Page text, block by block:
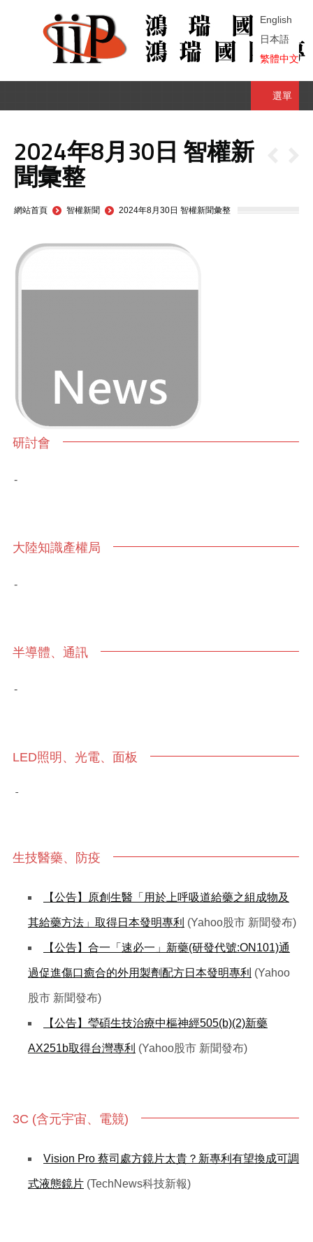
English
日本語
繁體中文
選單
2024年8月30日 智權新
聞彙整
You are here:
網站首頁 智權新聞 2024年8月30日 智權新聞彙整
研討會
-
大陸知識產權局
-
半導體、通訊
-
LED照明、光電、面板
-
生技醫藥、防疫
【公告】原創生醫「用於上呼吸道給藥之組成物及
其給藥方法」取得日本發明專利 (Yahoo股市 新聞發布)
【公告】合一「速必一」新藥(研發代號:ON101)通
過促進傷口癒合的外用製劑配方日本發明專利 (Yahoo
股市 新聞發布)
【公告】瑩碩生技治療中樞神經505(b)(2)新藥
AX251b取得台灣專利 (Yahoo股市 新聞發布)
3C (含元宇宙、電競)
Vision Pro 蔡司處方鏡片太貴？新專利有望換成可調
式液態鏡片 (TechNews科技新報)